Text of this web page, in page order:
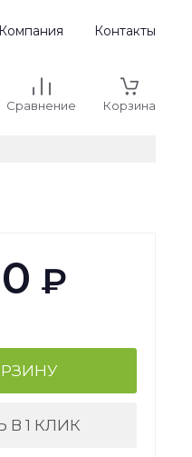
Компания Контакты
Сравнение Корзина
₽
В 1 КЛИК